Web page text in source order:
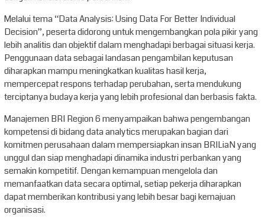
Melalui tema “Data Analysis: Using Data For Better Individual
Decision”, peserta didorong untuk mengembangkan pola pikir yang
lebih analitis dan objektif dalam menghadapi berbagai situasi kerja.
Penggunaan data sebagai landasan pengambilan keputusan
diharapkan mampu meningkatkan kualitas hasil kerja,
mempercepat respons terhadap perubahan, serta mendukung
terciptanya budaya kerja yang lebih profesional dan berbasis fakta.
Manajemen BRI Region 6 menyampaikan bahwa pengembangan
kompetensi di bidang data analytics merupakan bagian dari
komitmen perusahaan dalam mempersiapkan insan BRILiaN yang
unggul dan siap menghadapi dinamika industri perbankan yang
semakin kompetitif. Dengan kemampuan mengelola dan
memanfaatkan data secara optimal, setiap pekerja diharapkan
dapat memberikan kontribusi yang lebih besar bagi kemajuan
organisasi.